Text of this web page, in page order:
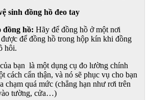
đồng hồ: Hãy để đồng hồ ở một nơi
để đồng hồ trong hộp kín khi đồng
hôi.
bạn là một dụng cụ đo lường chính
cách cẩn thận, và nó sẽ phục vụ cho bạn
chạm quá mức (chẳng hạn như rơi trên
tường, cửa…)